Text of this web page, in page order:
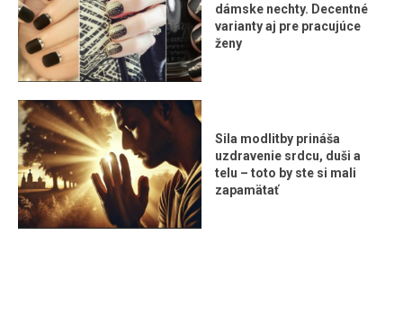
dámske nechty. Decentné
varianty aj pre pracujúce
ženy
Sila modlitby prináša
uzdravenie srdcu, duši a
telu – toto by ste si mali
zapamätať